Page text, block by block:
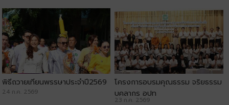
พิธีถวายเทียนพรรษาประจำปี2569
24 ก.ค. 2569
โครงการอบรมคุณธรรม จริยธรรม
บุคลากร อปท
23 ก.ค. 2569